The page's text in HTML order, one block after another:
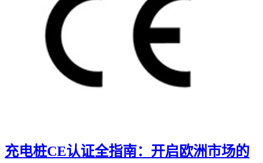
充电桩CE认证全指南：开启欧洲市场的